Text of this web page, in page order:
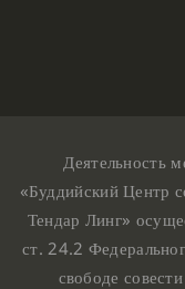
Деятельность
«Буддийский Центр
Тендар Линг»
ст. 24.2
свободе